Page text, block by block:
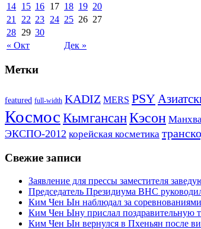
« Окт Дек »
14 15 16 17 18 19 20
21
22 23 24 25 26 27
28 29 30
Метки
featured full-width KADIZ MERS PSY
Космос КымгансанКэсон
ЭКСПО-2012 корейская косметика
Свежие записи
Заявление для прессы заместителя
Председатель Президиума ВНС
Ким Чен Ын наблюдал за
Ким Чен Ыну прислал поздравительную
Ким Чен Ын вернулся в Пхеньян после